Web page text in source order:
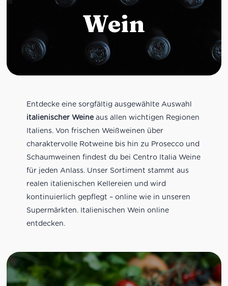
Wein
Entdecke eine sorgfältig ausgewählte Auswahl
italienischer Weineaus allen wichtigen Regionen
Italiens. Von frischen Weißweinen über
charaktervolle Rotweine bis hin zu Prosecco und
Schaumweinen findest du bei Centro Italia Weine
für jeden Anlass. Unser Sortiment stammt aus
realen italienischen Kellereien und wird
kontinuierlich gepflegt – online wie in unseren
Supermärkten. Italienischen Wein online
entdecken.